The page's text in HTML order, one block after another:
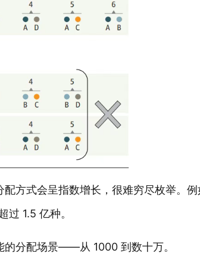
方式会呈指数增长，很难穷尽枚举。
1.5 亿种。
的分配场景——从 1000 到数十万。